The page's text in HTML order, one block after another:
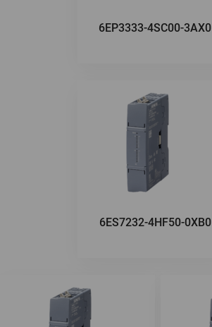
6EP3333-4SC00-3AX0
6ES7232-4HF50-0XB0